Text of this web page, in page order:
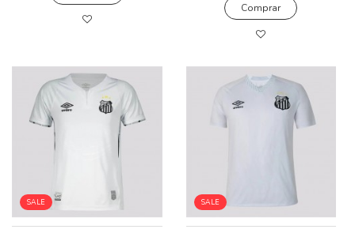
Comprar
SALE SALE